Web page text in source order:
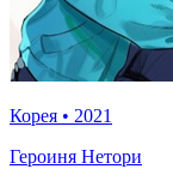
Корея • 2021
Героиня Нетори